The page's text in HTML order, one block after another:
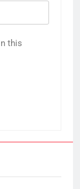
this